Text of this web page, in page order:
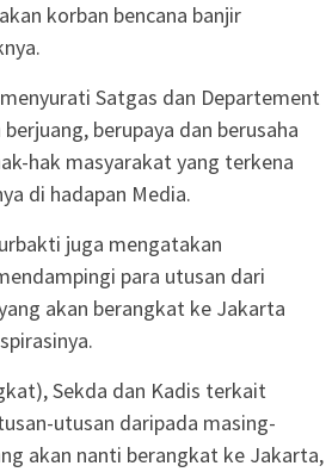
korban bencana banjir
Satgas dan Departement
berupaya dan berusaha
hak masyarakat yang terkena
di hadapan Media.
juga mengatakan
para utusan dari
akan berangkat ke Jakarta
Sekda dan Kadis terkait
utusan daripada masing-
akan nanti berangkat ke Jakarta,